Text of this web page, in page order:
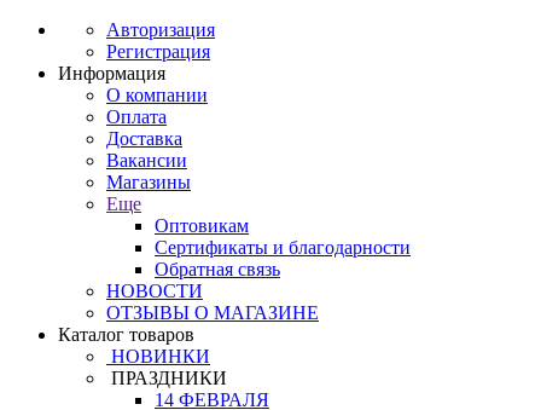
Авторизация
Регистрация
Информация
О компании
Оплата
Доставка
Вакансии
Магазины
Еще
Оптовикам
Сертификаты и благодарности
Обратная связь
НОВОСТИ
ОТЗЫВЫ О МАГАЗИНЕ
Каталог товаров
НОВИНКИ
ПРАЗДНИКИ
14 ФЕВРАЛЯ